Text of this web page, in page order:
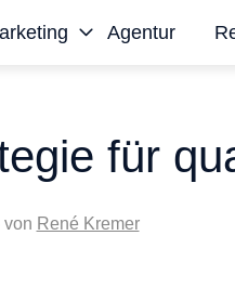
Agentur
für
von René Kremer